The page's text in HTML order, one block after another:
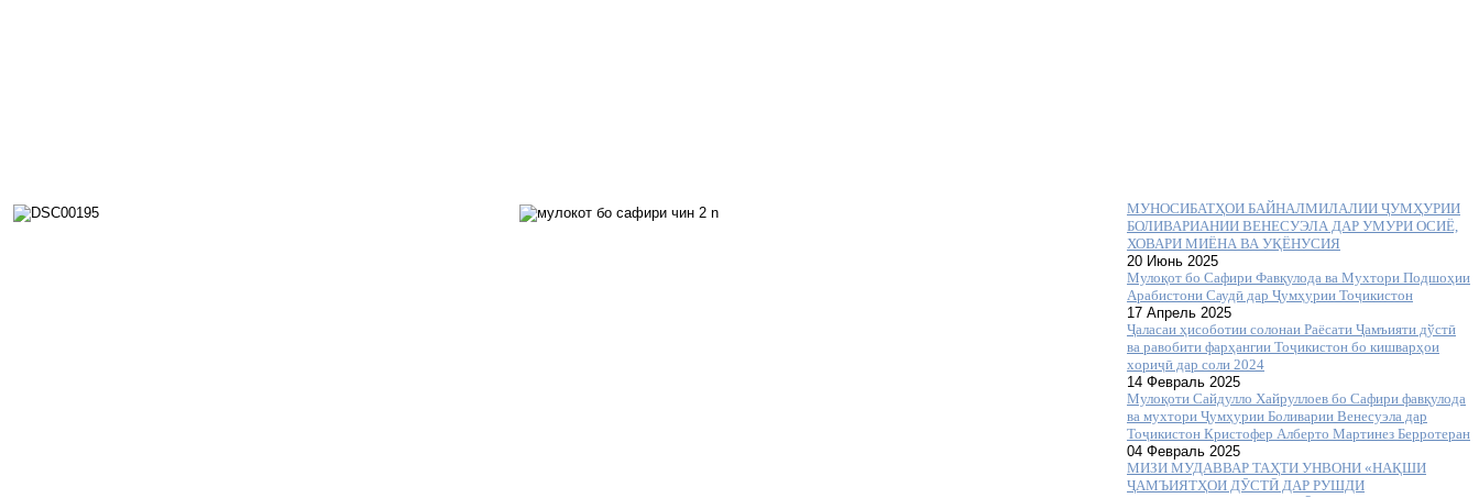
МУНОСИБАТҲОИ БАЙНАЛМИЛАЛИИ ҶУМҲУРИИ
БОЛИВАРИАНИИ ВЕНЕСУЭЛА ДАР УМУРИ ОСИЁ,
ХОВАРИ МИЁНА ВА УҚЁНУСИЯ
20 Июнь 2025
Мулоқот бо Сафири Фавқулода ва Мухтори Подшоҳии
Арабистони Саудӣ дар Ҷумҳурии Тоҷикистон
17 Апрель 2025
Ҷаласаи ҳисоботии солонаи Раёсати Ҷамъияти дўстӣ
ва равобити фарҳангии Тоҷикистон бо кишварҳои
хориҷӣ дар соли 2024
14 Февраль 2025
Мулоқоти Сайдулло Хайруллоев бо Сафири фавқулода
ва мухтори Ҷумҳурии Боливарии Венесуэла дар
Тоҷикистон Кристофер Алберто Мартинез Берротеран
04 Февраль 2025
МИЗИ МУДАВВАР ТАҲТИ УНВОНИ «НАҚШИ
ҶАМЪИЯТҲОИ ДӮСТӢ ДАР РУШДИ